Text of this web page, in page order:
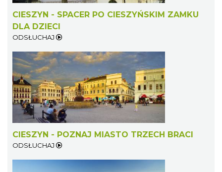
CIESZYN - SPACER PO CIESZYŃSKIM ZAMKU
DLA DZIECI
ODSŁUCHAJ
CIESZYN - POZNAJ MIASTO TRZECH BRACI
ODSŁUCHAJ